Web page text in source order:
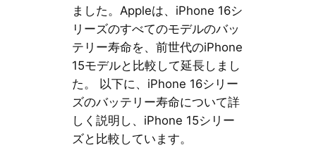
ました。Appleは、iPhone 16シ
リーズのすべてのモデルのバッ
テリー寿命を、前世代のiPhone
15モデルと比較して延長しまし
た。 以下に、iPhone 16シリー
ズのバッテリー寿命について詳
しく説明し、iPhone 15シリー
ズと比較しています。